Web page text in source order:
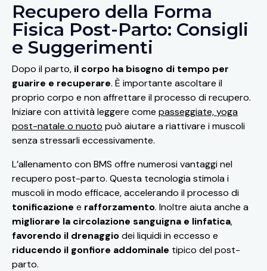
Recupero della Forma
Fisica Post-Parto: Consigli
e Suggerimenti
Dopo il parto, il corpo ha bisogno di tempo per
guarire e recuperare. È importante ascoltare il
proprio corpo e non affrettare il processo di recupero.
Iniziare con attività leggere come passeggiate, yoga
post-natale o nuoto può aiutare a riattivare i muscoli
senza stressarli eccessivamente.
L’allenamento con BMS offre numerosi vantaggi nel
recupero post-parto. Questa tecnologia stimola i
muscoli in modo efficace, accelerando il processo di
tonificazione e rafforzamento. Inoltre aiuta anche a
migliorare la circolazione sanguigna e linfatica,
favorendo il drenaggiodei liquidi in eccesso e
riducendo il gonfiore addominale tipico del post-
parto.